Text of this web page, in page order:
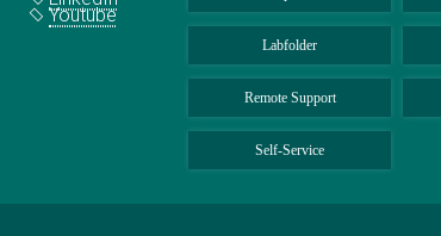
Youtube
Labfolder
Remote Support
Self-Service